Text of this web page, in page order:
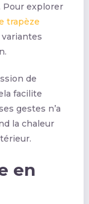
Pour explorer
trapèze
de
facilite
gestes n’a
la chaleur
en